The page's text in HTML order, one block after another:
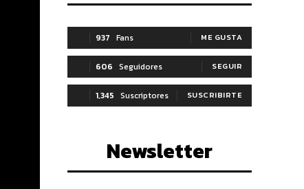
937 Fans ME GUSTA
606 Seguidores SEGUIR
1,345 Suscriptores SUSCRIBIRTE
Newsletter